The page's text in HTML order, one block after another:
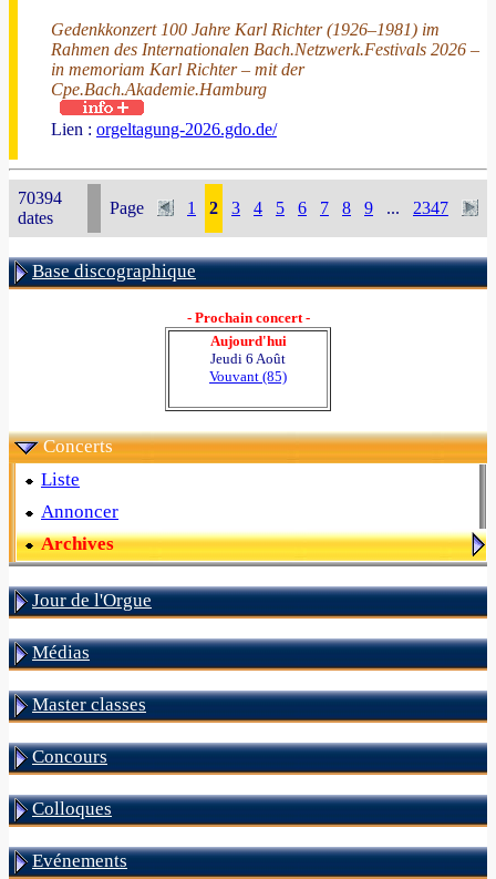
Gedenkkonzert 100 Jahre Karl Richter (1926–1981) im
Rahmen des Internationalen Bach.Netzwerk.Festivals 2026 –
in memoriam Karl Richter – mit der
Cpe.Bach.Akademie.Hamburg
Lien : orgeltagung-2026.gdo.de/
70394
dates
Page 1 2 3 4 5 6 7 8 9 ... 2347
Base discographique
- Prochain concert -
Aujourd'hui
Jeudi 6 Août
Vouvant (85)
Concerts
Liste
Annoncer
Archives
Jour de l'Orgue
Médias
Master classes
Concours
Colloques
Evénements